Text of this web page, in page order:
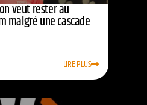
veut rester au
malgré une cascade
LIRE PLUS